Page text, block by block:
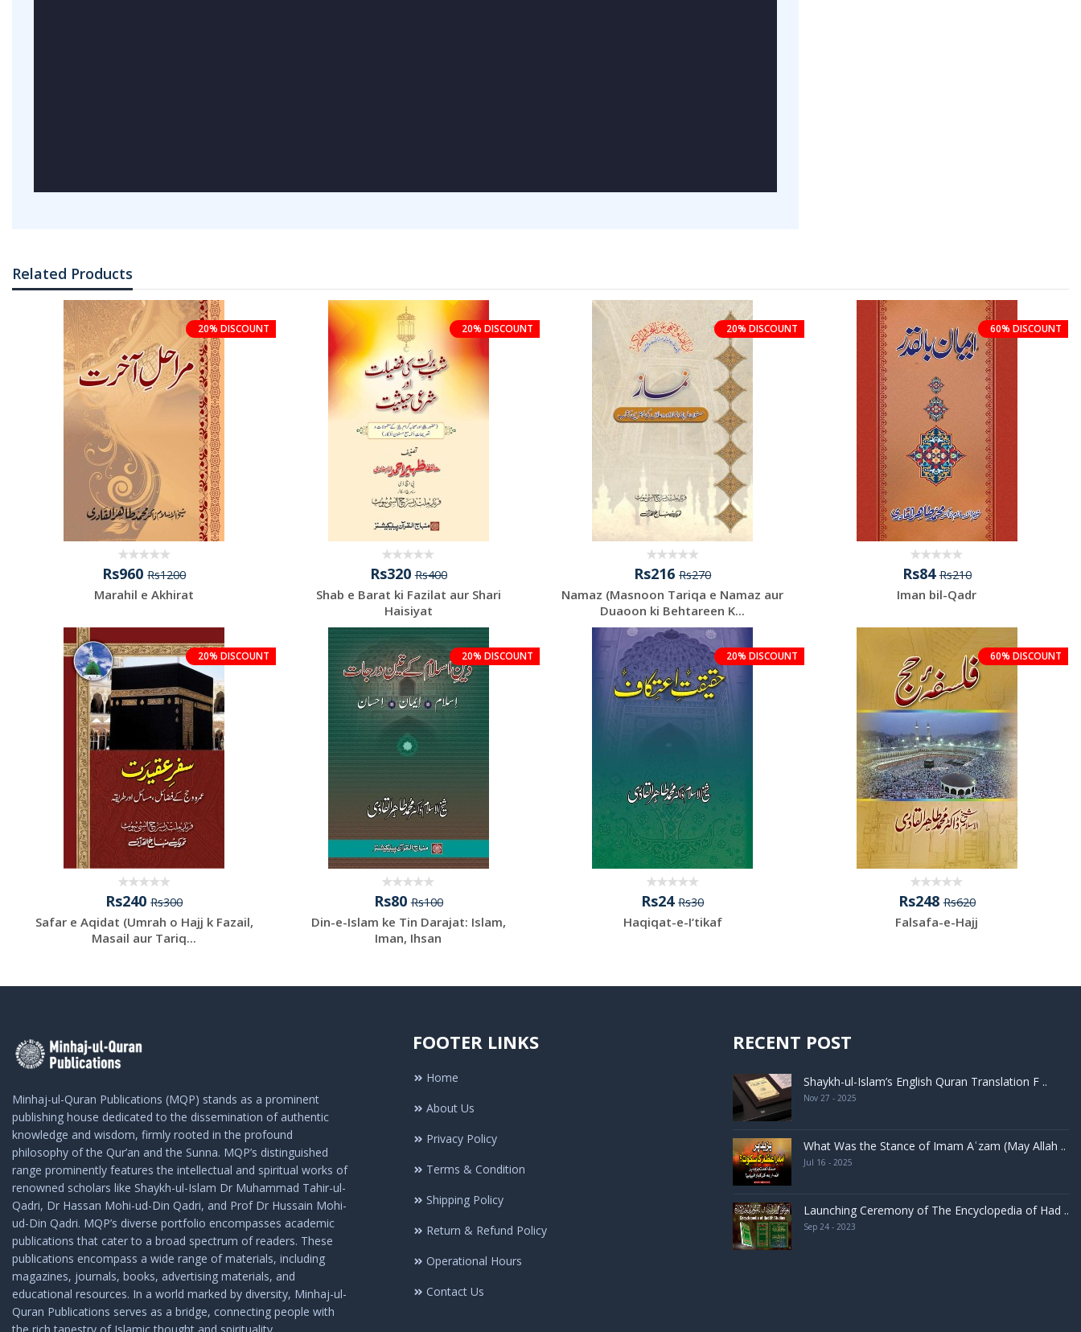
Related Products
20% DISCOUNT
Rs960Rs1200
Marahil e Akhirat
20% DISCOUNT
Rs320Rs400
Shab e Barat ki Fazilat aur Shari
Haisiyat
20% DISCOUNT
Rs216Rs270
Namaz (Masnoon Tariqa e Namaz aur
Duaoon ki Behtareen K...
60% DISCOUNT
Rs84Rs210
Iman bil-Qadr
20% DISCOUNT
Rs240Rs300
Safar e Aqidat (Umrah o Hajj k Fazail,
Masail aur Tariq...
20% DISCOUNT
Rs80Rs100
Din-e-Islam ke Tin Darajat: Islam,
Iman, Ihsan
20% DISCOUNT
Rs24Rs30
Haqiqat-e-I‘tikaf
60% DISCOUNT
Rs248Rs620
Falsafa-e-Hajj
Minhaj-ul-Quran Publications (MQP) stands as a prominent
publishing house dedicated to the dissemination of authentic
knowledge and wisdom, firmly rooted in the profound
philosophy of the Qur’an and the Sunna. MQP’s distinguished
range prominently features the intellectual and spiritual works of
renowned scholars like Shaykh-ul-Islam Dr Muhammad Tahir-ul-
Qadri, Dr Hassan Mohi-ud-Din Qadri, and Prof Dr Hussain Mohi-
ud-Din Qadri. MQP’s diverse portfolio encompasses academic
publications that cater to a broad spectrum of readers. These
publications encompass a wide range of materials, including
magazines, journals, books, advertising materials, and
educational resources. In a world marked by diversity, Minhaj-ul-
Quran Publications serves as a bridge, connecting people with
FOOTER LINKS
Home
About Us
Privacy Policy
Terms & Condition
Shipping Policy
Return & Refund Policy
Operational Hours
Contact Us
RECENT POST
Shaykh-ul-Islam’s English Quran Translation F ..
Nov 27 - 2025
What Was the Stance of Imam Aʿzam (May Allah ..
Jul 16 - 2025
Launching Ceremony of The Encyclopedia of Had ..
Sep 24 - 2023